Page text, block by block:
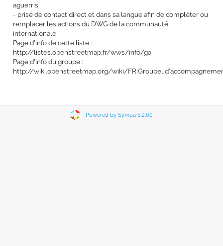
aguerris
- prise de contact direct et dans sa langue afin de compléter ou
remplacer les actions du DWG de la communauté
internationale
Page d'info de cette liste :
http://listes.openstreetmap.fr/wws/info/ga
Page d'info du groupe :
http://wiki.openstreetmap.org/wiki/
Powered by Sympa 6.2.60